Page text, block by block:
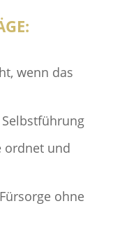
wenn das
ordnet und
ohne